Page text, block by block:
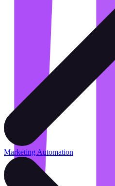
Marketing Automation